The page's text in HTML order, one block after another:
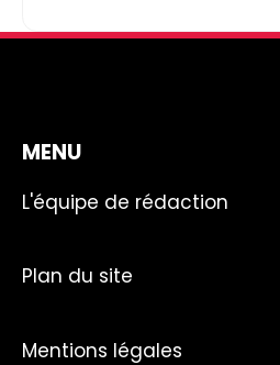
MENU
L'équipe de rédaction
Plan du site
Mentions légales